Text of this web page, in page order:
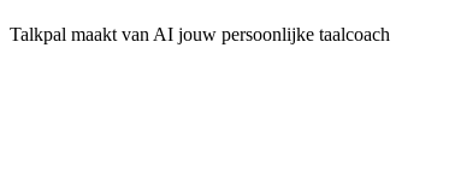
Talkpal maakt van AI jouw persoonlijke taalcoach